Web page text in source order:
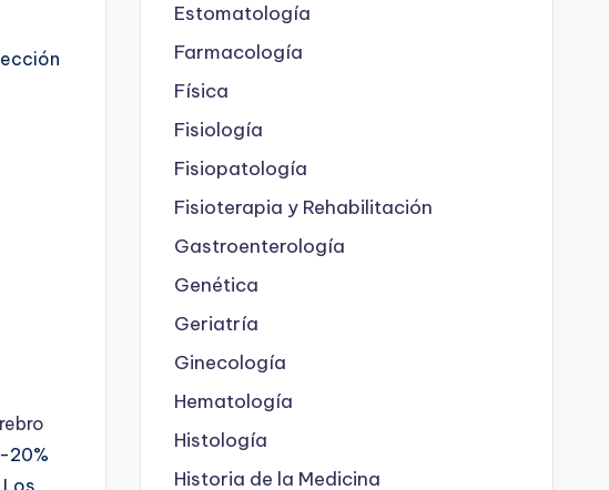
20%
Estomatología
Farmacología
Física
Fisiología
Fisiopatología
Fisioterapia y Rehabilitación
Gastroenterología
Genética
Geriatría
Ginecología
Hematología
Histología
Historia de la Medicina